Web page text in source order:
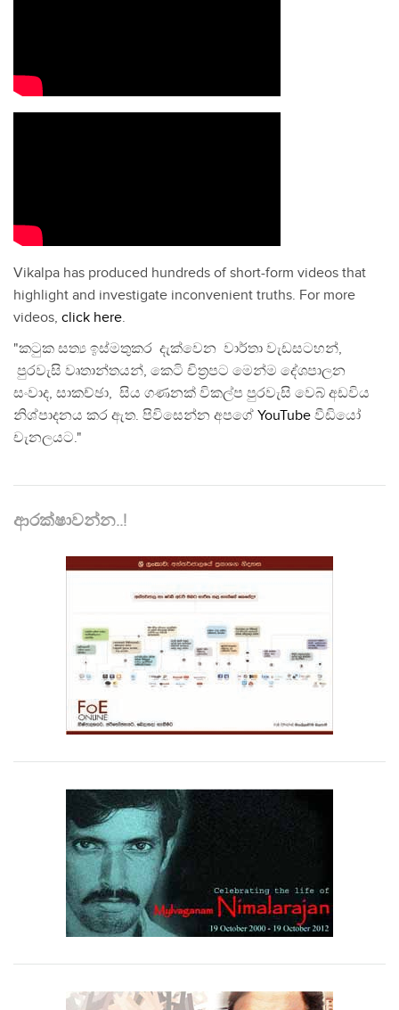
Vikalpa has produced hundreds of short-form videos that
highlight and investigate inconvenient truths. For more
videos, click here.
"කටුක සත්‍ය ඉස්මතුකර දැක්වෙන වාර්තා වැඩසටහන්,
පුරවැසි වෘතාන්තයන්, කෙටි චිත්‍රපට මෙන්ම දේශපාලන
සංවාද, සාකච්ඡා, සිය ගණනක් විකල්ප පුරවැසි වෙබ් අඩවිය
නිශ්පාදනය කර ඇත. පිවිසෙන්න අපගේ YouTube වීඩියෝ
චැනලයට."
ආරක්ෂාවන්න..!